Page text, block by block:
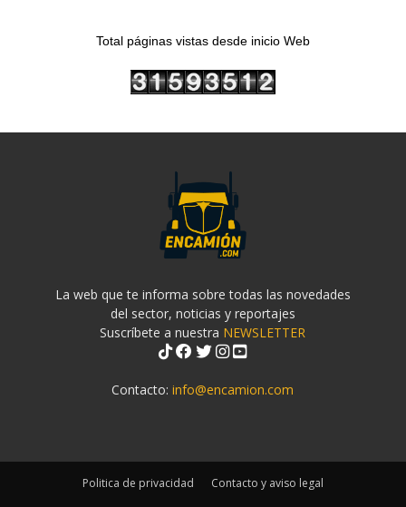
Total páginas vistas desde inicio Web
La web que te informa sobre todas las novedades
del sector, noticias y reportajes
Suscríbete a nuestra NEWSLETTER
Contacto:info@encamion.com
Politica de privacidad Contacto y aviso legal